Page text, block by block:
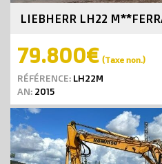
LIEBHERR LH22
79.800€ (Taxe non.)
RÉFÉRENCE: LH22M
AN: 2015